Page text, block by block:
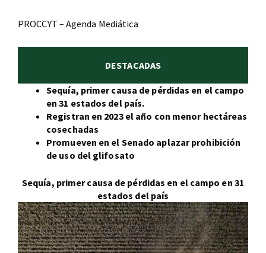
PROCCYT – Agenda Mediática
DESTACADAS
Sequía, primer causa de pérdidas en el campo
en 31 estados del país.
Registran en 2023 el año con menor hectáreas
cosechadas
Promueven en el Senado aplazar prohibición
de uso del glifosato
Sequía, primer causa de pérdidas en el campo en 31
estados del país